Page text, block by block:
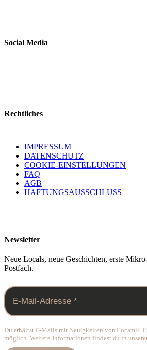
Social Media
Rechtliches
IMPRESSUM
DATENSCHUTZ
COOKIE-EINSTELLUNGEN
FAQ
AGB
HAFTUNGSAUSSCHLUSS
Newsletter
Neue Locals, neue Geschichten, erste
Postfach.
Du erhältst E-Mails mit Neuigkeiten von Locamii.
möglich. Weitere Informationen findest du in